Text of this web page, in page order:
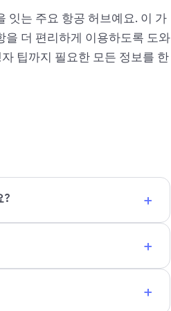
잇는 주요 항공 허브예요. 이 가
을 더 편리하게 이용하도록 도와
팁까지 필요한 모든 정보를 한
? +
+
+